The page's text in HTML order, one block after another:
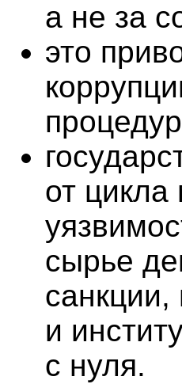
а не за
это
от
сырье
санкции,
и
с нуля.